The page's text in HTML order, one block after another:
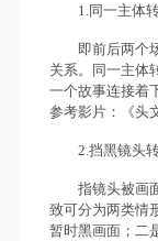
1.同一主体
即前后两个
关系。同一主体
一个故事连接着
参考影片：《头
2.挡黑镜头
指镜头被画
致可分为两类情
暂时黑画面；二